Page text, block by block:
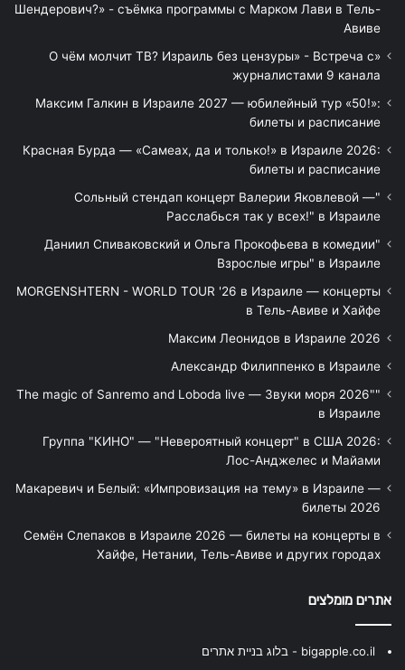
Шендерович?» - съёмка программы с Марком Лави в Тель-
Авиве
«О чём молчит ТВ? Израиль без цензуры» - Встреча с
журналистами 9 канала
Максим Галкин в Израиле 2027 — юбилейный тур «50!»:
билеты и расписание
Красная Бурда — «Самеах, да и только!» в Израиле 2026:
билеты и расписание
"Сольный стендап концерт Валерии Яковлевой —
Расслабься так у всех!" в Израиле
"Даниил Спиваковский и Ольга Прокофьева в комедии
Взрослые игры" в Израиле
MORGENSHTERN - WORLD TOUR '26 в Израиле — концерты
в Тель-Авиве и Хайфе
Максим Леонидов в Израиле 2026
Александр Филиппенко в Израиле
"The magic of Sanremo and Loboda live — Звуки моря 2026"
в Израиле
Группа "КИНО" — "Невероятный концерт" в США 2026:
Лос-Анджелес и Майами
Макаревич и Белый: «Импровизация на тему» в Израиле —
билеты 2026
Семён Слепаков в Израиле 2026 — билеты на концерты в
Хайфе, Нетании, Тель-Авиве и других городах
אתרים מומלצים
bigapple.co.il - בלוג בניית אתרים